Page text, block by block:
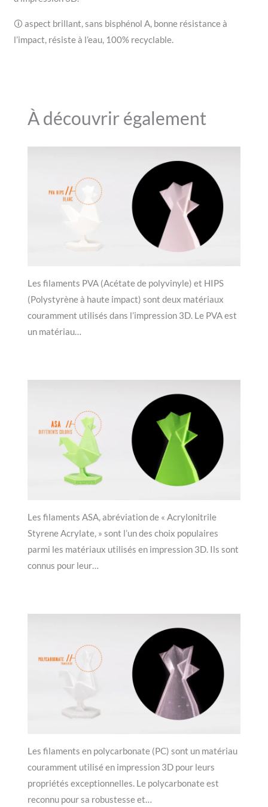
🛈 aspect brillant, sans bisphénol A, bonne résistance à
l’impact, résiste à l’eau, 100% recyclable.
À découvrir également
Les filaments PVA (Acétate de polyvinyle) et HIPS
(Polystyrène à haute impact) sont deux matériaux
couramment utilisés dans l’impression 3D. Le PVA est
un matériau…
Les filaments ASA, abréviation de « Acrylonitrile
Styrene Acrylate, » sont l’un des choix populaires
parmi les matériaux utilisés en impression 3D. Ils sont
connus pour leur…
Les filaments en polycarbonate (PC) sont un matériau
couramment utilisé en impression 3D pour leurs
propriétés exceptionnelles. Le polycarbonate est
reconnu pour sa robustesse et…